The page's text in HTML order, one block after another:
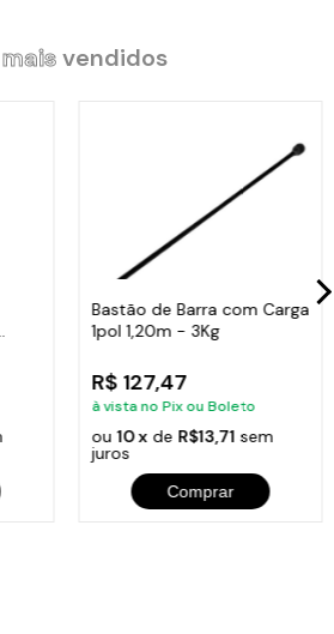
vendidos
Bastão de Barra com Carga
1pol 1,20m - 3Kg
R$ 127,47
à vista no Pix ou Boleto
ou 10 x de R$13,71 sem
juros
Comprar